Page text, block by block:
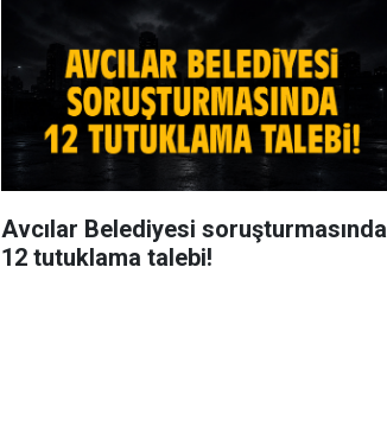
Avcılar Belediyesi soruşturmasında
12 tutuklama talebi!